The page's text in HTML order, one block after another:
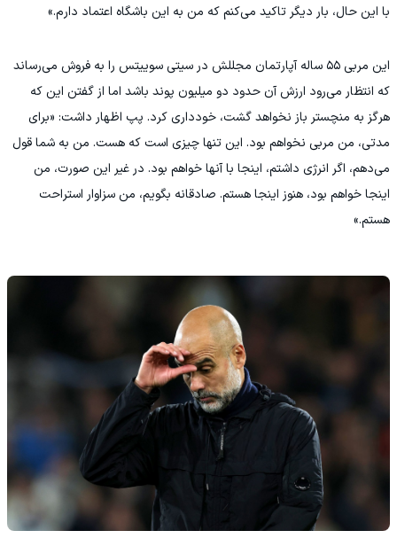
با این حال، بار دیگر تاکید می‌کنم که من به این باشگاه اعتماد دارم.»
این مربی ۵۵ ساله آپارتمان مجللش در سیتی سوییتس را به فروش می‌رساند
که انتظار می‌رود ارزش آن حدود دو میلیون پوند باشد اما از گفتن این که
هرگز به منچستر باز نخواهد گشت، خودداری کرد. پپ اظهار داشت: «برای
مدتی، من مربی نخواهم بود. این تنها چیزی است که هست. من به شما قول
می‌دهم، اگر انرژی داشتم، اینجا با آنها خواهم بود. در غیر این صورت، من
اینجا خواهم بود، هنوز اینجا هستم. صادقانه بگویم، من سزاوار استراحت
هستم.»